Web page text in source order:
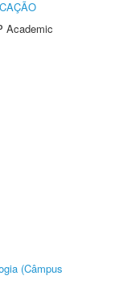
Academic
(Câmpus